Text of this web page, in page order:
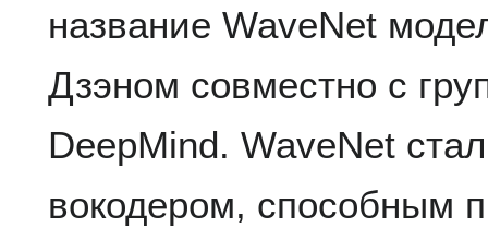
название WaveNet
Дзэном совместно с
DeepMind. WaveNet
вокодером, способным